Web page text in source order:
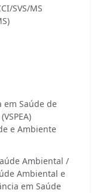
SVS/MS
em Saúde de
e Ambiente
Ambiental /
Ambiental e
em Saúde